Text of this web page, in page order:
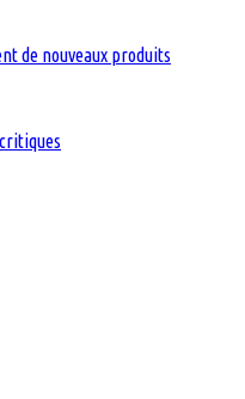
de nouveaux produits